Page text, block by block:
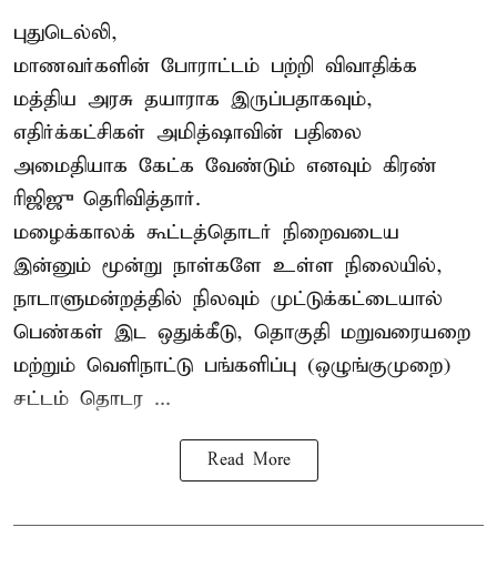
புதுடெல்லி,
மாணவர்களின் போராட்டம் பற்றி விவாதிக்க
மத்திய அரசு தயாராக இருப்பதாகவும்,
எதிர்க்கட்சிகள் அமித்ஷாவின் பதிலை
அமைதியாக கேட்க வேண்டும் எனவும் கிரண்
ரிஜிஜு தெரிவித்தார்.
மழைக்காலக் கூட்டத்தொடர் நிறைவடைய
இன்னும் மூன்று நாள்களே உள்ள நிலையில்,
நாடாளுமன்றத்தில் நிலவும் முட்டுக்கட்டையால்
பெண்கள் இட ஒதுக்கீடு, தொகுதி மறுவரையறை
மற்றும் வெளிநாட்டு பங்களிப்பு (ஒழுங்குமுறை)
சட்டம் தொடர ...
Read More